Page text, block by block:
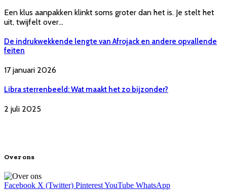
Een klus aanpakken klinkt soms groter dan het is. Je stelt het
uit, twijfelt over…
De indrukwekkende lengte van Afrojack en andere opvallende
feiten
17 januari 2026
Libra sterrenbeeld: Wat maakt het zo bijzonder?
2 juli 2025
Over ons
Facebook X (Twitter) PinterestYouTube WhatsApp